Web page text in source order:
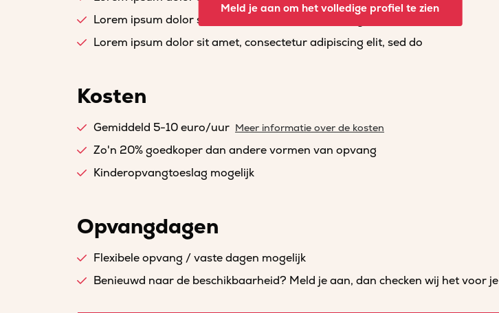
Lorem ipsum dolor sit amet, consectetur adipiscing elit, sed do
Lorem ipsum dolor sit amet, consectetur adipiscing elit, sed do
Meld je aan om het volledige profiel te zien
Kosten
Gemiddeld 5-10 euro/uur Meer informatie over de kosten
Zo'n 20% goedkoper dan andere vormen van opvang
Kinderopvangtoeslag mogelijk
Opvangdagen
Flexibele opvang / vaste dagen mogelijk
Benieuwd naar de beschikbaarheid? Meld je aan, dan checken wij het voor je